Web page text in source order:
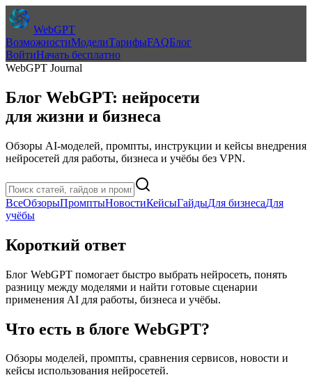
WebGPT
ВозможностиМоделиТарифыFAQБлог
ВойтиНачать бесплатно
WebGPT Journal
Блог WebGPT: нейросети
для жизни и бизнеса
Обзоры AI-моделей, промпты, инструкции и кейсы внедрения
нейросетей для работы, бизнеса и учёбы без VPN.
ВсеОбзорыПромптыНовостиКейсыГайдыДля бизнесаДля
учёбы
Короткий ответ
Блог WebGPT помогает быстро выбрать нейросеть, понять
разницу между моделями и найти готовые сценарии
применения AI для работы, бизнеса и учёбы.
Что есть в блоге WebGPT?
Обзоры моделей, промпты, сравнения сервисов, новости и
кейсы использования нейросетей.